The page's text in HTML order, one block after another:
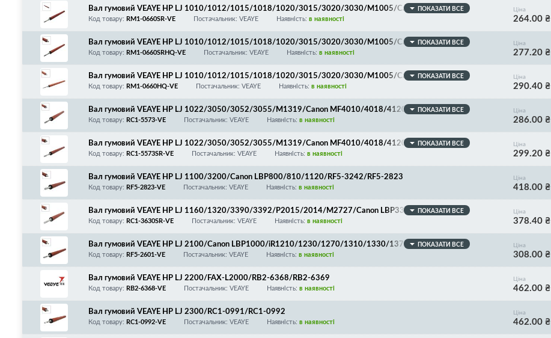
Вал гумовий VEAYE HP LJ 1010/1012/1015/1018/1020/3015/3020/3030/M1005/Canon LBP2900/30
00/RM1-0660/RC1-2135/RC1-2136, SPONGE ROLLER!
ПОКАЗАТИ ВСЕ
Код товару: RM1-0660SR-VE Постачальник: VEAYE Наявність: в наявності
Ціна
264.00 ₴
Вал гумовий VEAYE HP LJ 1010/1012/1015/1018/1020/3015/3020/3030/M1005/Canon LBP2900/30
00/RM1-0660/RC1-2135/RC1-2136, SPONGE ROLLER!, Покращена якість!
ПОКАЗАТИ ВСЕ
Код товару: RM1-0660SRHQ-VE Постачальник: VEAYE Наявність: в наявності
Ціна
277.20 ₴
Вал гумовий VEAYE HP LJ 1010/1012/1015/1018/1020/3015/3020/3030/M1005/Canon LBP2900/30
00/RM1-0660/RC1-2135/RC1-2136, Покращена якість!
ПОКАЗАТИ ВСЕ
Код товару: RM1-0660HQ-VE Постачальник: VEAYE Наявність: в наявності
Ціна
290.40 ₴
Вал гумовий VEAYE HP LJ 1022/3050/3052/3055/M1319/Canon MF4010/4018/4120/4122/4140/415
0/4270/4320/4322/4330/4340/4350/4352/4353/4370/4380/4383/4660/4680/4690/PC-D420/44
ПОКАЗАТИ ВСЕ
Код товару: RC1-5573-VE Постачальник: VEAYE Наявність: в наявності
Ціна
286.00 ₴
Вал гумовий VEAYE HP LJ 1022/3050/3052/3055/M1319/Canon MF4010/4018/4120/4122/4140/415
0/4270/4320/4322/4330/4340/4350/4352/4353/4370/4380/4383/4660/4680/4690/PC-D420/44
ПОКАЗАТИ ВСЕ
Код товару: RC1-5573SR-VE Постачальник: VEAYE Наявність: в наявності
Ціна
299.20 ₴
Вал гумовий VEAYE HP LJ 1100/3200/Canon LBP800/810/1120/RF5-3242/RF5-2823
Код товару: RF5-2823-VE Постачальник: VEAYE Наявність: в наявності
Ціна
418.00 ₴
Вал гумовий VEAYE HP LJ 1160/1320/3390/3392/P2015/2014/M2727/Canon LBP3300/3310/3360/3
370/RC1-3630/RC2-0303/RC1-3612, SPONGE ROLLER!
ПОКАЗАТИ ВСЕ
Код товару: RC1-3630SR-VE Постачальник: VEAYE Наявність: в наявності
Ціна
378.40 ₴
Вал гумовий VEAYE HP LJ 2100/Canon LBP1000/iR1210/1230/1270/1310/1330/1370/1510/1530/15
70/1610/1630/1670
ПОКАЗАТИ ВСЕ
Код товару: RF5-2601-VE Постачальник: VEAYE Наявність: в наявності
Ціна
308.00 ₴
Вал гумовий VEAYE HP LJ 2200/FAX-L2000/RB2-6368/RB2-6369
Код товару: RB2-6368-VE Постачальник: VEAYE Наявність: в наявності
Ціна
462.00 ₴
Вал гумовий VEAYE HP LJ 2300/RC1-0991/RC1-0992
Код товару: RC1-0992-VE Постачальник: VEAYE Наявність: в наявності
Ціна
462.00 ₴